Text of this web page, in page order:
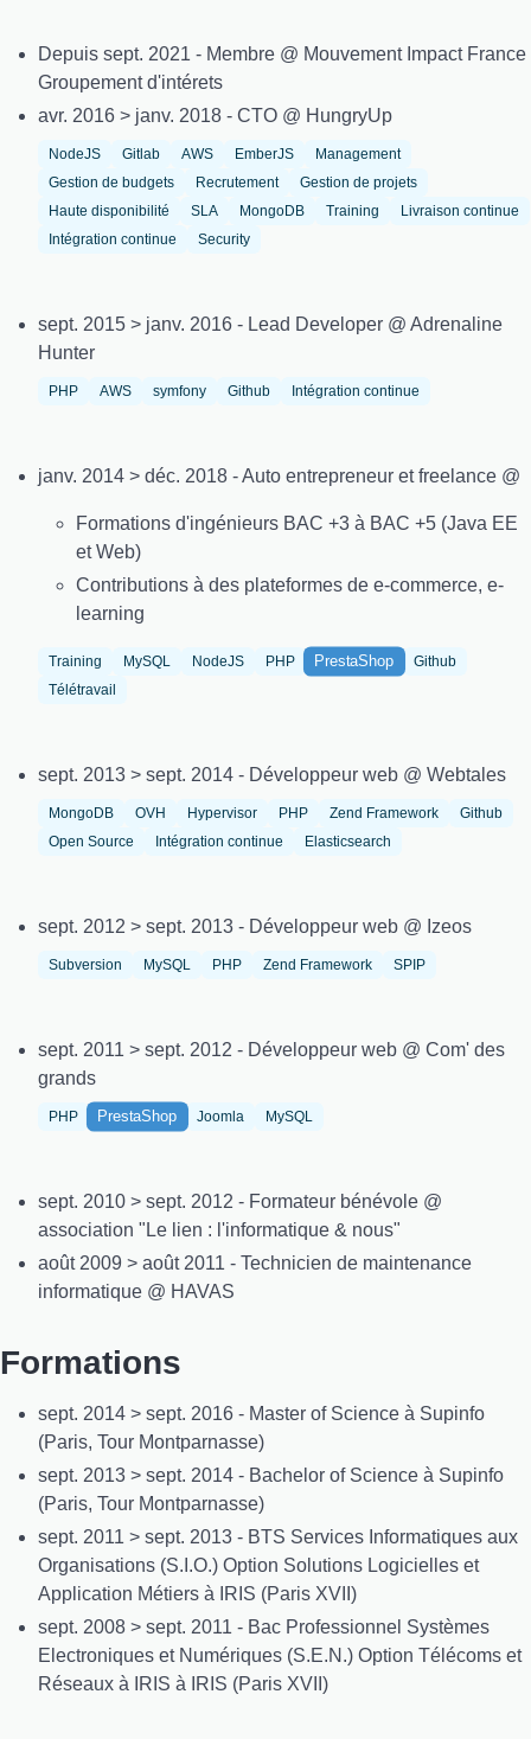
Depuis sept. 2021 - Membre @ Mouvement Impact France
Groupement d'intérets
avr. 2016 > janv. 2018 - CTO @ HungryUp
NodeJS Gitlab AWS EmberJS
Management
Gestion de budgets
Recrutement
Gestion de projets
Haute disponibilité
SLA MongoDB Training
Livraison continue
Intégration continue
Security
sept. 2015 > janv. 2016 - Lead Developer @ Adrenaline
Hunter
PHP AWS symfony Github Intégration continue
janv. 2014 > déc. 2018 - Auto entrepreneur et freelance @
Formations d'ingénieurs BAC +3 à BAC +5 (Java EE
et Web)
Contributions à des plateformes de e-commerce, e-
learning
Training MySQL NodeJS PHP PrestaShop
Github
Télétravail
sept. 2013 > sept. 2014 - Développeur web @ Webtales
MongoDB OVH Hypervisor PHP Zend Framework
Github
Open Source
Intégration continue Elasticsearch
sept. 2012 > sept. 2013 - Développeur web @ Izeos
Subversion MySQL PHP Zend Framework SPIP
sept. 2011 > sept. 2012 - Développeur web @ Com' des
grands
PHP PrestaShop Joomla MySQL
sept. 2010 > sept. 2012 - Formateur bénévole @
association "Le lien : l'informatique & nous"
août 2009 > août 2011 - Technicien de maintenance
informatique @ HAVAS
Formations
sept. 2014 > sept. 2016 - Master of Science à Supinfo
(Paris, Tour Montparnasse)
sept. 2013 > sept. 2014 - Bachelor of Science à Supinfo
(Paris, Tour Montparnasse)
sept. 2011 > sept. 2013 - BTS Services Informatiques aux
Organisations (S.I.O.) Option Solutions Logicielles et
Application Métiers à IRIS (Paris XVII)
sept. 2008 > sept. 2011 - Bac Professionnel Systèmes
Electroniques et Numériques (S.E.N.) Option Télécoms et
Réseaux à IRIS à IRIS (Paris XVII)